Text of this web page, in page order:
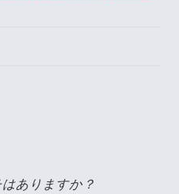
ありますか？